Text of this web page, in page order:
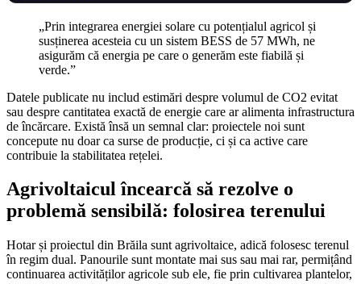
„Prin integrarea energiei solare cu potențialul agricol și
susținerea acesteia cu un sistem BESS de 57 MWh, ne
asigurăm că energia pe care o generăm este fiabilă și
verde.”
Datele publicate nu includ estimări despre volumul de CO2 evitat
sau despre cantitatea exactă de energie care ar alimenta infrastructura
de încărcare. Există însă un semnal clar: proiectele noi sunt
concepute nu doar ca surse de producție, ci și ca active care
contribuie la stabilitatea rețelei.
Agrivoltaicul încearcă să rezolve o
problemă sensibilă: folosirea terenului
Hotar și proiectul din Brăila sunt agrivoltaice, adică folosesc terenul
în regim dual. Panourile sunt montate mai sus sau mai rar, permițând
continuarea activităților agricole sub ele, fie prin cultivarea plantelor,